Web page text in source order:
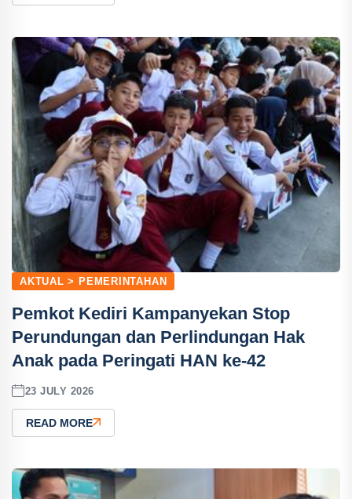
AKTUAL > PEMERINTAHAN
Pemkot Kediri Kampanyekan Stop
Perundungan dan Perlindungan Hak
Anak pada Peringati HAN ke-42
23 JULY 2026
READ MORE